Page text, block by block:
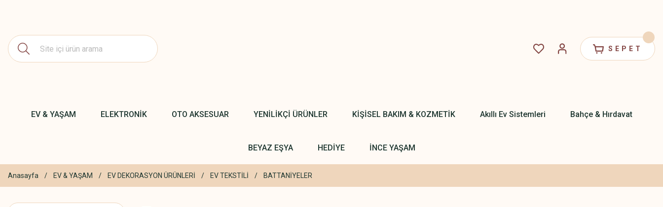
SEPET
EV & YAŞAM ELEKTRONİK OTO AKSESUAR YENİLİKÇİ ÜRÜNLER KİŞİSEL BAKIM & KOZMETİK Akıllı Ev Sistemleri Bahçe & Hırdavat
BEYAZ EŞYA HEDİYE İNCE YAŞAM
Anasayfa EV & YAŞAM EV DEKORASYON ÜRÜNLERİ EV TEKSTİLİ BATTANİYELER